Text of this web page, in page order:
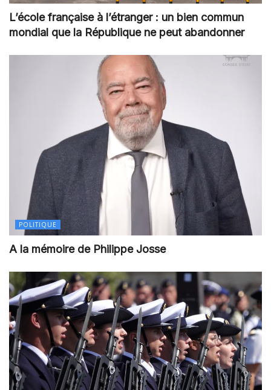
L’école française à l’étranger : un bien commun
mondial que la République ne peut abandonner
POLITIQUE
A la mémoire de Philippe Josse